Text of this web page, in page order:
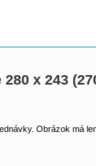
x 243
Obrázok má